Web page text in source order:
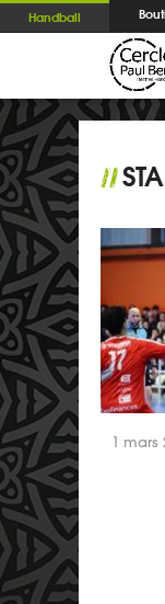
Handball
//
1 mars